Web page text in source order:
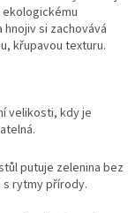
si zachovává
křupavou texturu.
velikosti, kdy je
putuje zelenina bez
rytmy přírody.